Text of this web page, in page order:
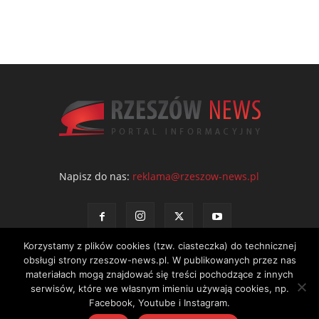
Napisz do nas: reklama@rzeszow-news.pl
Kontakt Polityka prywatności Regulamin portalu
© NEWS Sp. z o.o. - wydawca portalu Rzeszów News. Wszystkie prawa
Korzystamy z plików cookies (tzw. ciasteczka) do technicznej
obsługi strony rzeszow-news.pl. W publikowanych przez nas
materiałach mogą znajdować się treści pochodzące z innych
serwisów, które we własnym imieniu używają cookies, np.
Facebook, Youtube i Instagram.